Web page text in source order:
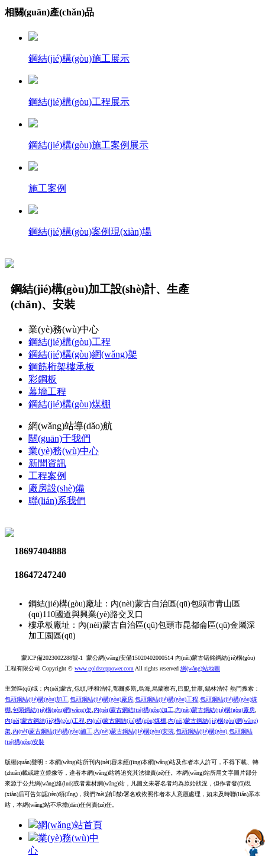
相關(guān)產(chǎn)品
鋼結(jié)構(gòu)施工展示
鋼結(jié)構(gòu)工程展示
鋼結(jié)構(gòu)施工案例展示
施工案例
鋼結(jié)構(gòu)案例現(xiàn)場
鋼結(jié)構(gòu)加工設(shè)計、生產
(chǎn)、安裝
業(yè)務(wù)中心
鋼結(jié)構(gòu)工程
鋼結(jié)構(gòu)網(wǎng)架
鋼筋桁架樓承板
彩鋼板
幕墻工程
鋼結(jié)構(gòu)煤棚
網(wǎng)站導(dǎo)航
關(guān)于我們
業(yè)務(wù)中心
新聞資訊
工程案例
廠房設(shè)備
聯(lián)系我們
18697404888
18647247240
鋼結(jié)構(gòu)廠址：內(nèi)蒙古自治區(qū)包頭市青山區
(qū)110國道與興業(yè)路交叉口
樓承板廠址：內(nèi)蒙古自治區(qū)包頭市昆都侖區(qū)金屬深
加工園區(qū)
蒙ICP備2023002288號-1 蒙公網(wǎng)安備15020402000514 內(nèi)蒙古锘銘鋼結(jié)構(gòu)
工程有限公司 Copyright © www.goldsteppower.com All rights reserved 網(wǎng)站地圖
主營區(qū)域：內(nèi)蒙古,包頭,呼和浩特,鄂爾多斯,烏海,烏蘭察布,巴盟,甘肅,錫林浩特 熱門搜索：
包頭鋼結(jié)構(gòu)加工 包頭鋼結(jié)構(gòu)廠房 包頭鋼結(jié)構(gòu)工程 包頭鋼結(jié)構(gòu)煤
棚 包頭鋼結(jié)構(gòu)網(wǎng)架 內(nèi)蒙古鋼結(jié)構(gòu)加工 內(nèi)蒙古鋼結(jié)構(gòu)廠房
內(nèi)蒙古鋼結(jié)構(gòu)工程 內(nèi)蒙古鋼結(jié)構(gòu)煤棚 內(nèi)蒙古鋼結(jié)構(gòu)網(wǎng)
架 內(nèi)蒙古鋼結(jié)構(gòu)施工 內(nèi)蒙古鋼結(jié)構(gòu)安裝 包頭鋼結(jié)構(gòu) 包頭鋼結
(jié)構(gòu)安裝
版權(quán)聲明：本網(wǎng)站所刊內(nèi)容未經(jīng)本網(wǎng)站及作者本人許可，不得下載、轉
(zhuǎn)載或建立鏡像等，違者本網(wǎng)站將追究其法律責(zé)任。本網(wǎng)站所用文字圖片部分
來源于公共網(wǎng)絡(luò)或者素材網(wǎng)站，凡圖文未署名者均為原始狀況，但作者發(fā)現
(xiàn)后可告知認(rèn)領(lǐng)，我們?nèi)詴皶r署名或依照作者本人意愿處理，如未及時聯(lián)系本
站，本網(wǎng)站不承擔(dān)任何責(zé)任。
網(wǎng)站首頁
業(yè)務(wù)中
心